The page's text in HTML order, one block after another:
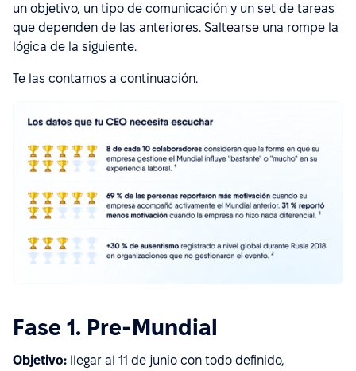
un objetivo, un tipo de comunicación y un set de tareas
que dependen de las anteriores. Saltearse una rompe la
lógica de la siguiente.
Te las contamos a continuación.
Fase 1. Pre-Mundial
Objetivo: llegar al 11 de junio con todo definido,